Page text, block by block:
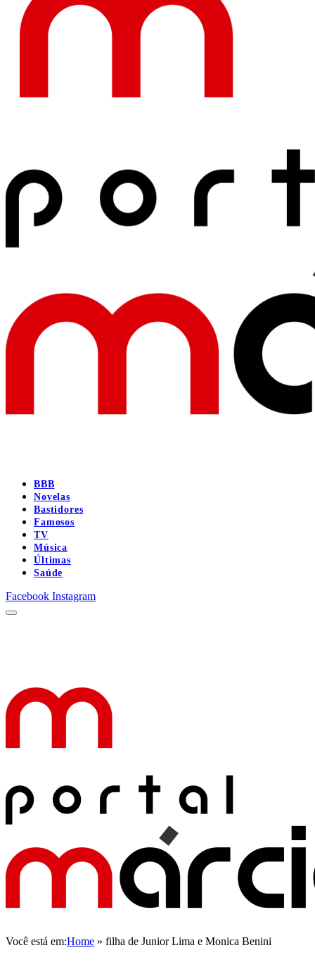
BBB
Novelas
Bastidores
Famosos
TV
Música
Últimas
Saúde
Facebook Instagram
Você está em:Home » filha de Junior Lima e Monica Benini